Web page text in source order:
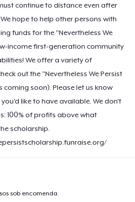
continue to distance even after
hope to help other persons with
funds for the "Nevertheless We
income first-generation community
We offer a variety of
out the "Nevertheless We Persist
soon). Please let us know
like to have available. We don't
100% of profits above what
scholarship.
sob encomenda.